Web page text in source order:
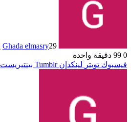
Ghada elmasry29 يناير، 2024
0
دقيقة واحدة
فيسبوك تويتر لينكدإن بينتيريست